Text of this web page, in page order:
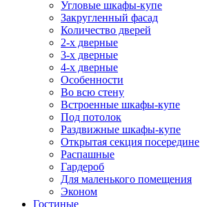
Угловые шкафы-купе
Закругленный фасад
Количество дверей
2-х дверные
3-х дверные
4-х дверные
Особенности
Во всю стену
Встроенные шкафы-купе
Под потолок
Раздвижные шкафы-купе
Открытая секция посередине
Распашные
Гардероб
Для маленького помещения
Эконом
Гостиные